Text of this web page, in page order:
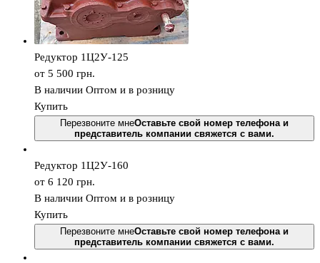
Редуктор 1Ц2У-125
от 5 500 грн.
В наличии Оптом и в розницу
Купить
Перезвоните мнеОставьте свой номер телефона и
представитель компании свяжется с вами.
Редуктор 1Ц2У-160
от 6 120 грн.
В наличии Оптом и в розницу
Купить
Перезвоните мнеОставьте свой номер телефона и
представитель компании свяжется с вами.